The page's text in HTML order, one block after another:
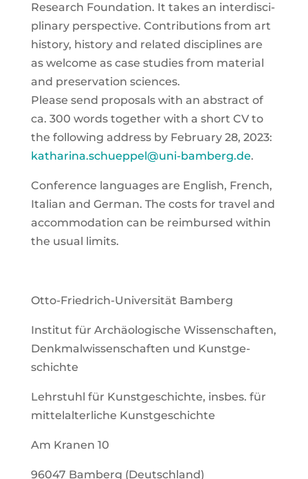
Rese­arch Foun­da­ti­on. It takes an inter­di­sci­
pli­na­ry per­spec­ti­ve. Con­tri­bu­ti­ons from art
histo­ry, histo­ry and rela­ted disci­pli­nes are
as wel­co­me as case stu­dies from mate­ri­al
and pre­ser­va­ti­on sci­en­ces.
Plea­se send pro­po­sals with an abs­tract of
ca. 300 words tog­e­ther with a short CV to
the fol­lo­wing address by Febru­ary 28, 2023:
katharina.schueppel@uni-bamberg.de.
Con­fe­rence lan­guages are Eng­lish, French,
Ita­li­an and Ger­man. The cos­ts for tra­vel and
accom­mo­da­ti­on can be reim­bur­sed within
the usu­al limits.
Otto-Fried­rich-Uni­ver­si­tät Bam­berg
Insti­tut für Archäo­lo­gi­sche Wis­sen­schaf­ten,
Denk­mal­wis­sen­schaf­ten und Kunst­ge­
schich­te
Lehr­stuhl für Kunst­ge­schich­te, ins­bes. für
mit­tel­al­ter­li­che Kunst­ge­schich­te
Am Kra­nen 10
96047 Bam­berg (Deutsch­land)